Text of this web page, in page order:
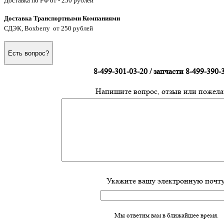
Доставка Транспортными Компаниями
СДЭК, Boxberry от 250 рублей
Есть вопрос?
8-499-301-03-20 / запчасти 8-499-390-
Напишите вопрос, отзыв или
Укажите вашу электронную
Мы ответим вам в ближайшее время.